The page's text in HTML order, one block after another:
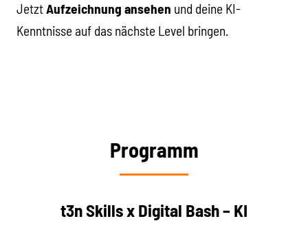
JetztAufzeichnung ansehen und deine KI-
Kenntnisse auf das nächste Level bringen.
Programm
t3n Skills x Digital Bash – KI